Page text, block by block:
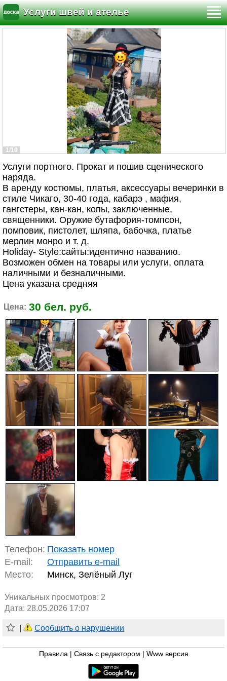
Услуги швей и ателье
1/10
Услуги портного. Прокат и пошив сценического
наряда.
В аренду костюмы, платья, аксессуары вечеринки в
стиле Чикаго, 30-40 года, кабарэ , мафия,
гангстеры, кан-кан, копы, заключенные,
священники. Оружие бутафория-томпсон,
помповик, пистолет, шляпа, бабочка, платье
мерлин монро и т. д.
Holiday- Style:сайты:идентично названию.
Возможен обмен на товары или услуги, оплата
наличными и безналичными.
Цена указана средняя
Цена: 30 бел. руб.
Телефон: Показать номер
E-mail:
Отправить e-mail
Место:
Минск, Зелёный Луг
Уникальных просмотров: 2
Дата: 28.05.2026 17:07
Сообщить о нарушении
Правила Связь с редактором Www версия